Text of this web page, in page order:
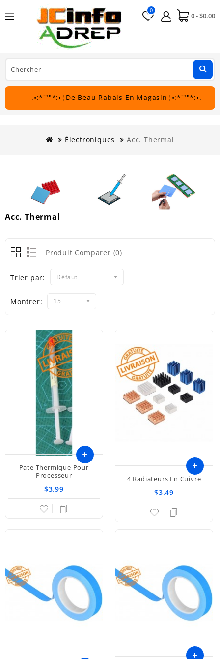
0 - $0.00
0
.•:*'""*:•¦De Beau Rabais En Magasin¦•:*'""*:•.
Électroniques Acc. Thermal
Acc. Thermal
Produit Comparer (0)
Trier par: Défaut
Montrer: 15
Pate Thermique Pour
Processeur
$3.99
Ajouter
4 Radiateurs En Cuivre
$3.49